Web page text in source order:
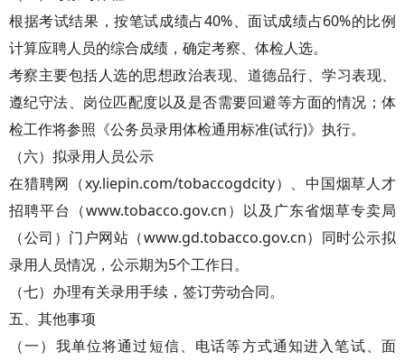
根据考试结果，按笔试成绩占40%、面试成绩占60%的比例
计算应聘人员的综合成绩，确定考察、体检人选。
考察主要包括人选的思想政治表现、道德品行、学习表现、
遵纪守法、岗位匹配度以及是否需要回避等方面的情况；体
检工作将参照《公务员录用体检通用标准(试行)》执行。
（六）拟录用人员公示
在猎聘网（xy.liepin.com/tobaccogdcity）、中国烟草人才
招聘平台（www.tobacco.gov.cn）以及广东省烟草专卖局
（公司）门户网站（www.gd.tobacco.gov.cn）同时公示拟
录用人员情况，公示期为5个工作日。
（七）办理有关录用手续，签订劳动合同。
五、其他事项
（一）我单位将通过短信、电话等方式通知进入笔试、面